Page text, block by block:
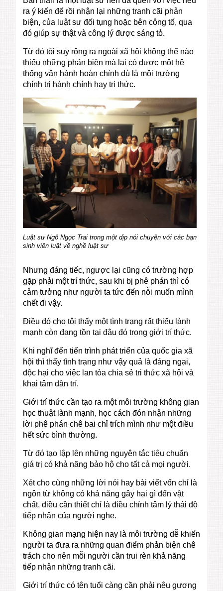
ra ý kiến để rồi nhận lại những tranh cãi phản
biện, của luật sư đối tụng hoặc bên công tố, qua
đó giúp sự thật và công lý được sáng tỏ.
Từ đó tôi suy rộng ra ngoài xã hội không thể nào
thiếu những phản biện mà lại có được một hệ
thống vận hành hoàn chỉnh dù là môi trường
chính trị hành chính hay tri thức.
Luật sư Ngô Ngọc Trai trong một dịp nói chuyện với các bạn
sinh viên luật về nghề luật sư
Nhưng đáng tiếc, ngược lại cũng có trường hợp
gặp phải một trí thức, sau khi bị phê phán thì có
cảm tưởng như người ta tức đến nỗi muốn mình
chết đi vậy.
Điều đó cho tôi thấy một tình trạng rất thiếu lành
mạnh còn đang tồn tại đâu đó trong giới trí thức.
Khi nghĩ đến tiến trình phát triển của quốc gia xã
hội thì thấy tình trạng như vậy quả là đáng ngại,
độc hại cho việc lan tỏa chia sẻ tri thức xã hội và
khai tâm dân trí.
Giới trí thức cần tạo ra một môi trường không gian
học thuật lành mạnh, học cách đón nhận những
lời phê phán chê bai chỉ trích mình như một điều
hết sức bình thường.
Từ đó tạo lập lên những nguyên tắc tiêu chuẩn
giá trị có khả năng bảo hộ cho tất cả mọi người.
Xét cho cùng những lời nói hay bài viết vốn chỉ là
ngôn từ không có khả năng gây hại gì đến vật
chất, điều cần thiết chỉ là điều chỉnh tâm lý thái độ
tiếp nhận của người nghe.
Không gian mạng hiện nay là môi trường dễ khiến
người ta đưa ra những quan điểm phản biện chê
trách cho nên mỗi người cần trui rèn khả năng
tiếp nhận những tranh cãi.
Giới trí thức có tên tuổi càng cần phải nêu gương